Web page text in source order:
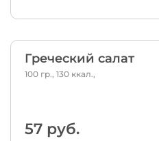
Греческий салат
100 гр., 130 ккал.,
57 руб.